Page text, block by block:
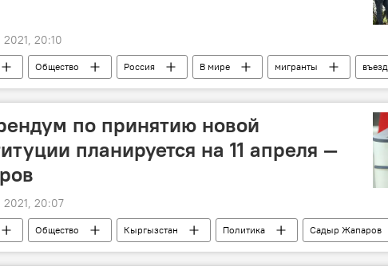
2021, 20:10
Общество Россия В мире мигранты
въезд
обсуждение
по принятию новой
планируется на 11 апреля —
2021, 20:07
Общество Кыргызстан Политика
Садыр Жапаров
референдум Проект новой Конституции и референдум